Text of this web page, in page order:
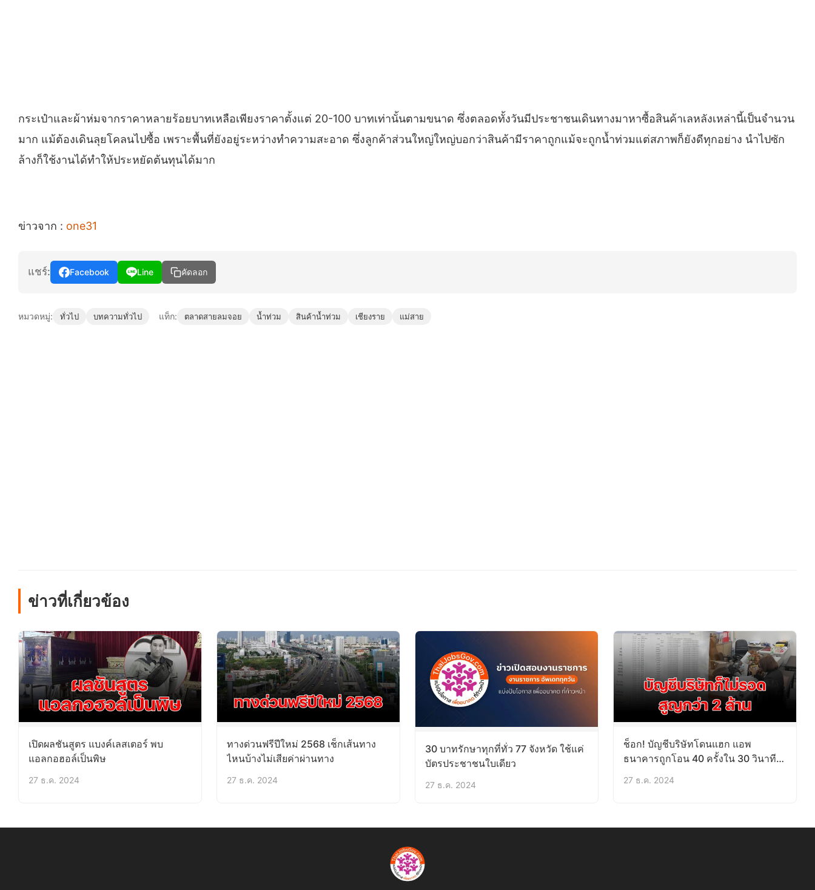
กระเป๋าและผ้าห่มจากราคาหลายร้อยบาทเหลือเพียงราคาตั้งแต่ 20-100 บาทเท่านั้นตามขนาด ซึ่งตลอดทั้งวันมีประชาชนเดินทางมาหาซื้อสินค้าเลหลังเหล่านี้เป็นจำนวน
มาก แม้ต้องเดินลุยโคลนไปซื้อ เพราะพื้นที่ยังอยู่ระหว่างทำความสะอาด ซึ่งลูกค้าส่วนใหญ่ใหญ่บอกว่าสินค้ามีราคาถูกแม้จะถูกน้ำท่วมแต่สภาพก็ยังดีทุกอย่าง นำไปซัก
ล้างก็ใช้งานได้ทำให้ประหยัดต้นทุนได้มาก
ข่าวจาก : one31
แชร์: Facebook Line คัดลอก
หมวดหมู่: ทั่วไป บทความทั่วไป แท็ก: ตลาดสายลมจอย น้ำท่วม สินค้าน้ำท่วม เชียงราย แม่สาย
ข่าวที่เกี่ยวข้อง
เปิดผลชันสูตร แบงค์เลสเตอร์ พบ
แอลกอฮอล์เป็นพิษ
27 ธ.ค. 2024
ทางด่วนฟรีปีใหม่ 2568 เช็กเส้นทาง
ไหนบ้างไม่เสียค่าผ่านทาง
27 ธ.ค. 2024
30 บาทรักษาทุกที่ทั่ว 77 จังหวัด ใช้แค่
บัตรประชาชนใบเดียว
27 ธ.ค. 2024
ช็อก! บัญชีบริษัทโดนแฮก แอพ
ธนาคารถูกโอน 40 ครั้งใน 30 วินาที
27 ธ.ค. 2024